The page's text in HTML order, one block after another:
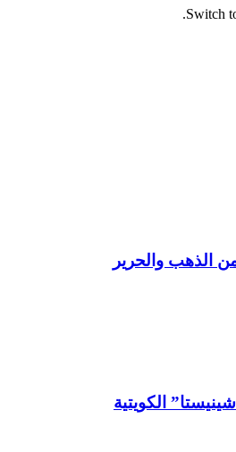
Switch
الذهب والحرير
الكويتية